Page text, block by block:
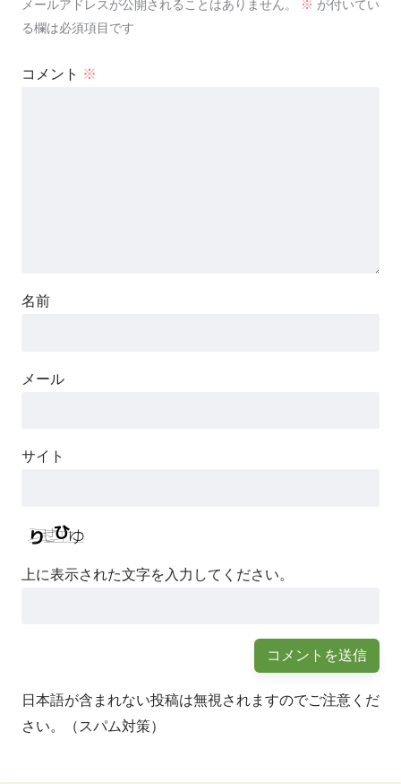
メールアドレスが公開されることはありません。 ※ が付いてい
る欄は必須項目です
コメント ※
名前
メール
サイト
上に表示された文字を入力してください。
日本語が含まれない投稿は無視されますのでご注意くだ
さい。（スパム対策）